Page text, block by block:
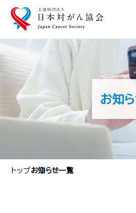
お知
トップお知らせ一覧